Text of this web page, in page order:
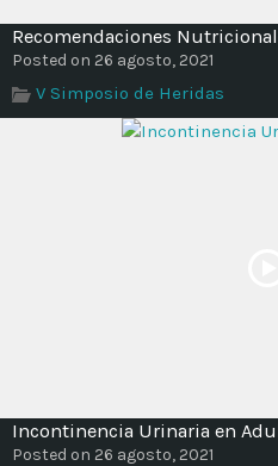
Recomendaciones
Posted on 26 agosto, 2021
V Simposio de Heridas
Incontinencia Urinaria en
Posted on 26 agosto, 2021